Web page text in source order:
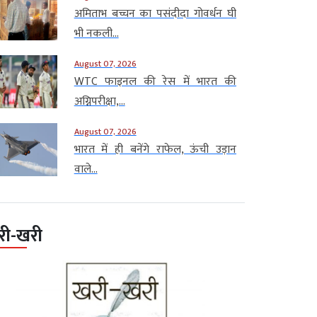
अमिताभ बच्चन का पसंदीदा गोवर्धन घी
भी नकली...
August 07, 2026
WTC फाइनल की रेस में भारत की
अग्निपरीक्षा,...
August 07, 2026
भारत में ही बनेंगे राफेल, ऊंची उड़ान
वाले...
खरी